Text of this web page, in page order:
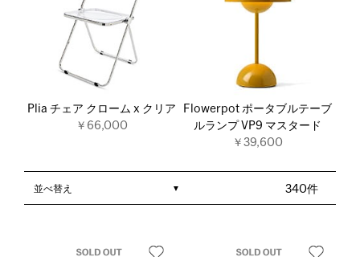
Plia チェア クローム x クリア
￥66,000
Flowerpot ポータブルテーブ
ルランプ VP9 マスタード
￥39,600
340件
並べ替え